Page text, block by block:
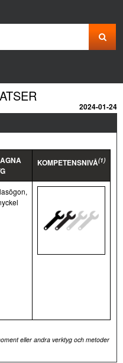
2024-01-24
KOMPETENSNIVÅ(1)
eller andra verktyg och metoder